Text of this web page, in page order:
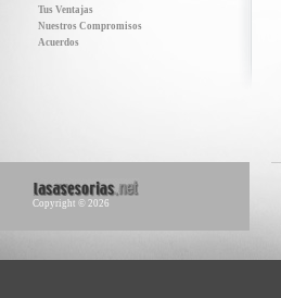
Tus Ventajas
Nuestros Compromisos
Acuerdos
Copyright © 2026